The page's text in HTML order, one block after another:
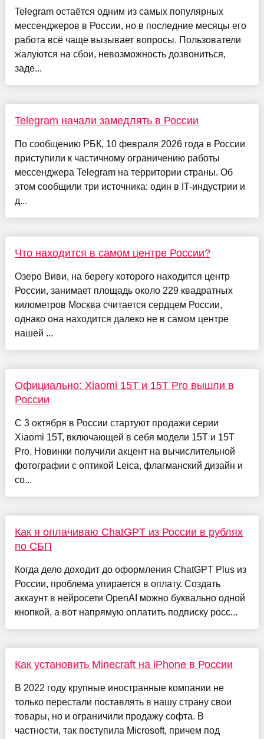
Telegram остаётся одним из самых популярных
мессенджеров в России, но в последние месяцы его
работа всё чаще вызывает вопросы. Пользователи
жалуются на сбои, невозможность дозвониться,
заде...
Telegram начали замедлять в России
По сообщению РБК, 10 февраля 2026 года в России
приступили к частичному ограничению работы
мессенджера Telegram на территории страны. Об
этом сообщили три источника: один в IT-индустрии и
д...
Что находится в самом центре России?
Озеро Виви, на берегу которого находится центр
России, занимает площадь около 229 квадратных
километров Москва считается сердцем России,
однако она находится далеко не в самом центре
нашей ...
Официально: Xiaomi 15T и 15T Pro вышли в
России
С 3 октября в России стартуют продажи серии
Xiaomi 15T, включающей в себя модели 15T и 15T
Pro. Новинки получили акцент на вычислительной
фотографии с оптикой Leica, флагманский дизайн и
со...
Как я оплачиваю ChatGPT из России в рублях
по СБП
Когда дело доходит до оформления ChatGPT Plus из
России, проблема упирается в оплату. Создать
аккаунт в нейросети OpenAI можно буквально одной
кнопкой, а вот напрямую оплатить подписку росс...
Как установить Minecraft на iPhone в России
В 2022 году крупные иностранные компании не
только перестали поставлять в нашу страну свои
товары, но и ограничили продажу софта. В
частности, так поступила Microsoft, причем под